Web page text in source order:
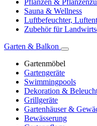
Pflanzen &
Sauna & Wellness
Luftbefeuchter,
Zubehör für
Garten & Balkon
Gartenmöbel
Gartengeräte
Swimmingpools
Dekoration &
Grillgeräte
Gartenhäuser &
Bewässerung